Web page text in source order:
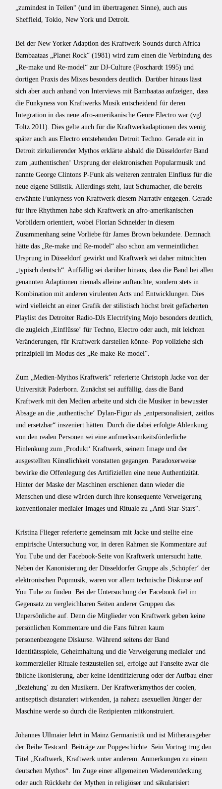
„zumindest in Teilen“ (und im übertragenen Sinne), auch aus
Sheffield, Tokio, New York und Detroit.
Bei der New Yorker Adaption des Kraftwerk-Sounds durch Africa
Bambaataas „Planet Rock“ (1981) wird zum einen die Verbindung des
„Re-make und Re-model“ zur DJ-Culture (Poschardt 1995) und
dortigen Praxis des Mixes besonders deutlich. Darüber hinaus lässt
sich aber auch anhand von Interviews mit Bambaataa aufzeigen, dass
die Funkyness von Kraftwerks Musik entscheidend für deren
Integration in das neue afro-amerikanische Genre Electro war (vgl.
Toltz 2011). Dies gelte auch für die Kraftwerkadaptionen des wenig
später auch aus Electro entstehenden Detroit Techno. Gerade ein in
Detroit zirkulierender Mythos erklärte alsbald die Düsseldorfer Band
zum ,authentischenʻ Ursprung der elektronischen Popularmusik und
nannte George Clintons P-Funk als weiteren zentralen Einfluss für die
neue eigene Stilistik. Allerdings steht, laut Schumacher, die bereits
erwähnte Funkyness von Kraftwerk diesem Narrativ entgegen. Gerade
für ihre Rhythmen habe sich Kraftwerk an afro-amerikanischen
Vorbildern orientiert, wobei Florian Schneider in diesem
Zusammenhang seine Vorliebe für James Brown bekundete. Demnach
hätte das „Re-make und Re-model“ also schon am vermeintlichen
Ursprung in Düsseldorf gewirkt und Kraftwerk sei daher mitnichten
„typisch deutsch“. Auffällig sei darüber hinaus, dass die Band bei allen
genannten Adaptionen niemals alleine auftauchte, sondern stets in
Kombination mit anderen virulenten Acts und Entwicklungen. Dies
wird vielleicht an einer Grafik der stilistisch höchst breit gefächerten
Playlist des Detroiter Radio-DJs Electrifying Mojo besonders deutlich,
die zugleich ,Einflüsseʻ für Techno, Electro oder auch, mit leichten
Veränderungen, für Kraftwerk darstellen könne- Pop vollziehe sich
prinzipiell im Modus des „Re-make-Re-model“.
Zum „Medien-Mythos Kraftwerk“ referierte Christoph Jacke von der
Universität Paderborn. Zunächst sei auffällig, dass die Band
Kraftwerk mit den Medien arbeite und sich die Musiker in bewusster
Absage an die ,authentischeʻ Dylan-Figur als „entpersonalisiert, zeitlos
und ersetzbar“ inszeniert hätten. Durch die dabei erfolgte Ablenkung
von den realen Personen sei eine aufmerksamkeitsförderliche
Hinlenkung zum ,Produktʻ Kraftwerk, seinem Image und der
ausgestellten Künstlichkeit vonstatten gegangen. Paradoxerweise
bewirke die Offenlegung des Artifiziellen eine neue Authentizität.
Hinter der Maske der Maschinen erschienen dann wieder die
Menschen und diese würden durch ihre konsequente Verweigerung
konventionaler medialer Images und Rituale zu „Anti-Star-Stars“.
Kristina Flieger referierte gemeinsam mit Jacke und stellte eine
empirische Untersuchung vor, in deren Rahmen sie Kommentare auf
You Tube und der Facebook-Seite von Kraftwerk untersucht hatte.
Neben der Kanonisierung der Düsseldorfer Gruppe als ,Schöpferʻ der
elektronischen Popmusik, waren vor allem technische Diskurse auf
You Tube zu finden. Bei der Untersuchung der Facebook fiel im
Gegensatz zu vergleichbaren Seiten anderer Gruppen das
Unpersönliche auf. Denn die Mitglieder von Kraftwerk geben keine
persönlichen Kommentare und die Fans führen kaum
personenbezogene Diskurse. Während seitens der Band
Identitätsspiele, Geheimhaltung und die Verweigerung medialer und
kommerzieller Rituale festzustellen sei, erfolge auf Fanseite zwar die
übliche Ikonisierung, aber keine Identifizierung oder der Aufbau einer
,Beziehungʻ zu den Musikern. Der Kraftwerkmythos der coolen,
antiseptisch distanziert wirkenden, ja nahezu asexuellen Jünger der
Maschine werde so durch die Rezipienten mitkonstruiert.
Johannes Ullmaier lehrt in Mainz Germanistik und ist Mitherausgeber
der Reihe Testcard: Beiträge zur Popgeschichte. Sein Vortrag trug den
Titel „Kraftwerk, Kraftwerk unter anderem. Anmerkungen zu einem
deutschen Mythos“. Im Zuge einer allgemeinen Wiederentdeckung
oder auch Rückkehr der Mythen in religiöser und säkularisiert